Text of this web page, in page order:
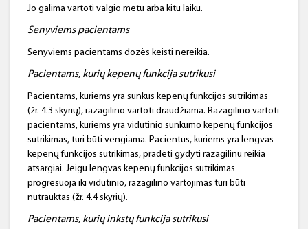
Jo galima vartoti valgio metu arba kitu laiku.
Senyviems pacientams
Senyviems pacientams dozės keisti nereikia.
Pacientams, kurių kepenųfunkcijasutrikusi
Pacientams, kuriems yra sunkus kepenų funkcijos sutrikimas
(žr. 4.3 skyrių), razagilino vartoti draudžiama. Razagilino vartoti
pacientams, kuriems yra vidutinio sunkumo kepenų funkcijos
sutrikimas, turi būti vengiama. Pacientus, kuriems yra lengvas
kepenų funkcijos sutrikimas, pradėti gydyti razagilinu reikia
atsargiai. Jeigu lengvas kepenų funkcijos sutrikimas
progresuoja iki vidutinio, razagilino vartojimas turi būti
nutrauktas (žr. 4.4 skyrių).
Pacientams, kurių inkstųfunkcijasutrikusi